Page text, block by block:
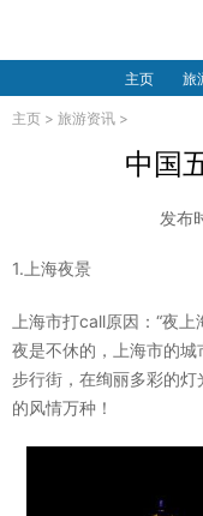
主页 旅
主页 > 旅游资讯 >
中国
发布
1.上海夜景
上海市打call原因：“夜
夜是不休的，上海市的
步行街，在绚丽多彩的
的风情万种！